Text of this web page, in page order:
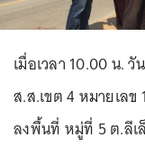
เมื่อเวลา 10.00 น.
ส.ส.เขต 4 หมายเล
ลงพื้นที่ หมู่ที่ 5 ต.ลี